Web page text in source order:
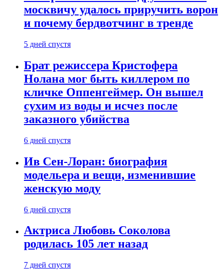
москвичу удалось приручить ворон
и почему бердвотчинг в тренде
5 дней спустя
Брат режиссера Кристофера
Нолана мог быть киллером по
кличке Оппенгеймер. Он вышел
сухим из воды и исчез после
заказного убийства
6 дней спустя
Ив Сен-Лоран: биография
модельера и вещи, изменившие
женскую моду
6 дней спустя
Актриса Любовь Соколова
родилась 105 лет назад
7 дней спустя